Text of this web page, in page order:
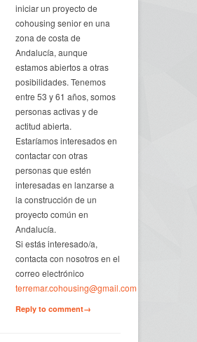
iniciar un proyecto de
cohousing senior en una
zona de costa de
Andalucía, aunque
estamos abiertos a otras
posibilidades. Tenemos
entre 53 y 61 años, somos
personas activas y de
actitud abierta.
Estaríamos interesados en
contactar con otras
personas que estén
interesadas en lanzarse a
la construcción de un
proyecto común en
Andalucía.
Si estás interesado/a,
contacta con nosotros en el
correo electrónico
terremar.cohousing@gmail.com
Reply to comment→